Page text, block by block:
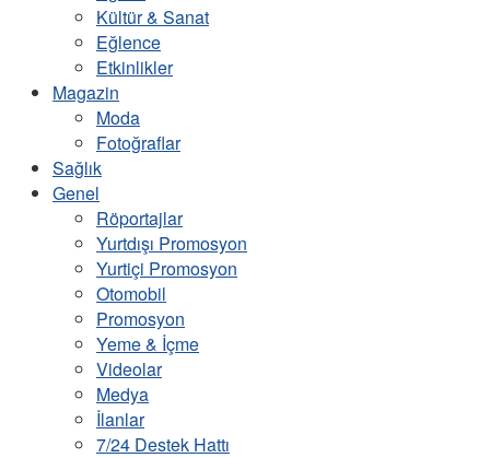
Kültür & Sanat
Eğlence
Etkinlikler
Magazin
Moda
Fotoğraflar
Sağlık
Genel
Röportajlar
Yurtdışı Promosyon
Yurtiçi Promosyon
Otomobil
Promosyon
Yeme & İçme
Videolar
Medya
İlanlar
7/24 Destek Hattı